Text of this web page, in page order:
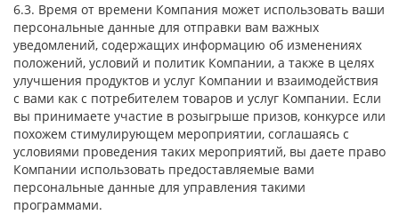
6.3. Время от времени Компания может использовать ваши
персональные данные для отправки вам важных
уведомлений, содержащих информацию об изменениях
положений, условий и политик Компании, а также в целях
улучшения продуктов и услуг Компании и взаимодействия
с вами как с потребителем товаров и услуг Компании. Если
вы принимаете участие в розыгрыше призов, конкурсе или
похожем стимулирующем мероприятии, соглашаясь с
условиями проведения таких мероприятий, вы даете право
Компании использовать предоставляемые вами
персональные данные для управления такими
программами.